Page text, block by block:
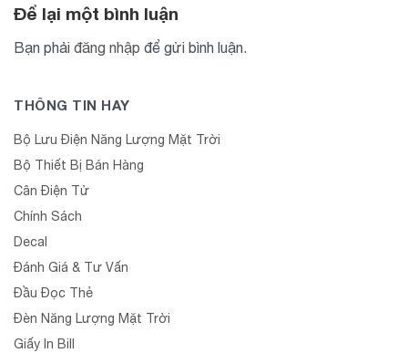
Để lại một bình luận
Bạn phải đăng nhập để gửi bình luận.
THÔNG TIN HAY
Bộ Lưu Điện Năng Lượng Mặt Trời
Bộ Thiết Bị Bán Hàng
Cân Điện Tử
Chính Sách
Decal
Đánh Giá & Tư Vấn
Đầu Đọc Thẻ
Đèn Năng Lượng Mặt Trời
Giấy In Bill